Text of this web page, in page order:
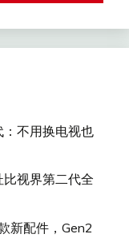
不用换电视也
视界第二代全
新配件，Gen2